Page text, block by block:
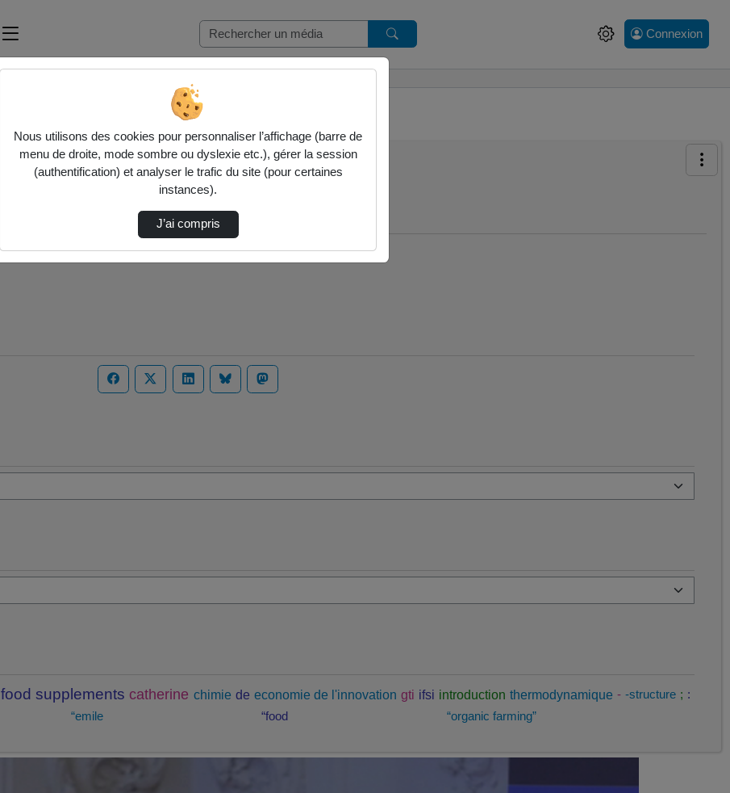
Connexion
food supplements catherine chimie de economie de l'innovation gti ifsi introduction thermodynamique - -structure ; :
“emile “food “organic farming”
Nous utilisons des cookies pour personnaliser l’affichage (barre de
menu de droite, mode sombre ou dyslexie etc.), gérer la session
(authentification) et analyser le trafic du site (pour certaines
instances).
J’ai compris